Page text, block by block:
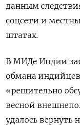
данным
соцсети и
штатах.
В МИДе Индии
обмана
«решительно
весной
удалось вернуть